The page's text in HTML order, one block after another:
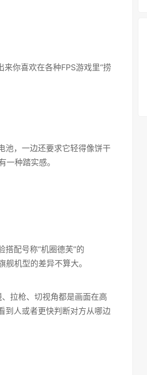
你喜欢在各种FPS游戏里“捞
池，一边还要求它轻得像饼干
种踏实感。
配号称“机圈德芙”的
机型的差异不算大。
拉枪、切视角都是画面在高
到人或者更快判断对方从哪边